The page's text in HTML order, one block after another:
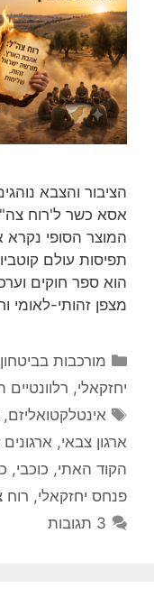
הציבור והצבא
אסא כשר ל'רוח
המוצר הסופי
תפיסות עולם
הוא ספר חוקים
מצפן זהותי-לאומי
קטגוריות
מורכבות
יחזקאלי, רלוונטיים
תגיות
אינטלקטואליזם,
ארגון צבאי,
הקוד האתי, כוכבי,
פנחס יחזקאלי, רוח
3 תגובות